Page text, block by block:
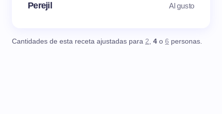
Perejil Al gusto
Cantidades de esta receta ajustadas para 2, 4 o 6 personas.